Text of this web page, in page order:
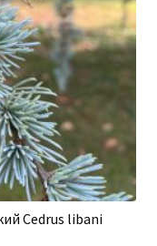
Cedrus libani